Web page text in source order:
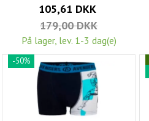
105,61 DKK
179,00 DKK
På lager, lev. 1-3 dag(e)
-50%